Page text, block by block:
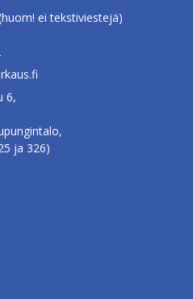
ei tekstiviestejä)
6,
ja 326)